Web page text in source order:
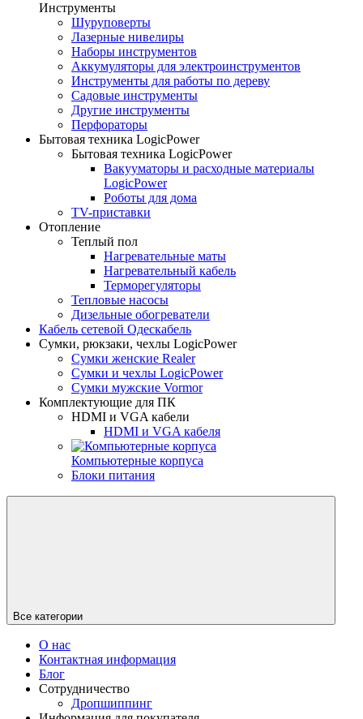
Инструменты
Шуруповерты
Лазерные нивелиры
Наборы инструментов
Аккумуляторы для электроинструментов
Инструменты для работы по дереву
Садовые инструменты
Другие инструменты
Перфораторы
Бытовая техника LogicPower
Бытовая техника LogicPower
Вакууматоры и расходные материалы
LogicPower
Роботы для дома
TV-приставки
Отопление
Теплый пол
Нагревательные маты
Нагревательный кабель
Терморегуляторы
Тепловые насосы
Дизельные обогреватели
Кабель сетевой Одескабель
Сумки, рюкзаки, чехлы LogicPower
Сумки женские Realer
Сумки и чехлы LogicPower
Сумки мужские Vormor
Комплектующие для ПК
HDMI и VGA кабели
HDMI и VGA кабеля
Компьютерные корпуса
Блоки питания
Все категории
О нас
Контактная информация
Блог
Сотрудничество
Дропшиппинг